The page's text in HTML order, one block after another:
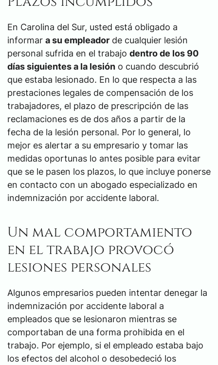
En Carolina del Sur, usted está obligado a
informar a su empleador de cualquier lesión
personal sufrida en el trabajo dentro de los 90
días siguientes a la lesión o cuando descubrió
que estaba lesionado. En lo que respecta a las
prestaciones legales de compensación de los
trabajadores, el plazo de prescripción de las
reclamaciones es de dos años a partir de la
fecha de la lesión personal. Por lo general, lo
mejor es alertar a su empresario y tomar las
medidas oportunas lo antes posible para evitar
que se le pasen los plazos, lo que incluye ponerse
en contacto con un abogado especializado en
indemnización por accidente laboral.
Un mal comportamiento
en el trabajo provocó
lesiones personales
Algunos empresarios pueden intentar denegar la
indemnización por accidente laboral a
empleados que se lesionaron mientras se
comportaban de una forma prohibida en el
trabajo. Por ejemplo, si el empleado estaba bajo
los efectos del alcohol o desobedeció los